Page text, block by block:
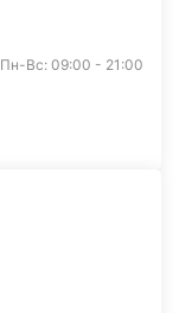
Пн-Вс: 09:00 - 21:00